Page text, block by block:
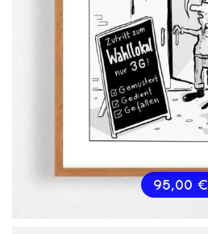
95,00 €